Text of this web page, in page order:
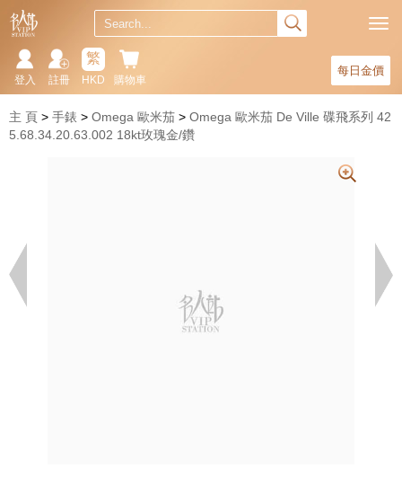
每日金價
購物車
繁
HKD
註冊
登入
主 頁 手錶 Omega 歐米茄
Omega 歐米茄 De Ville 碟飛系列 42
5.68.34.20.63.002 18kt玫瑰金/鑽